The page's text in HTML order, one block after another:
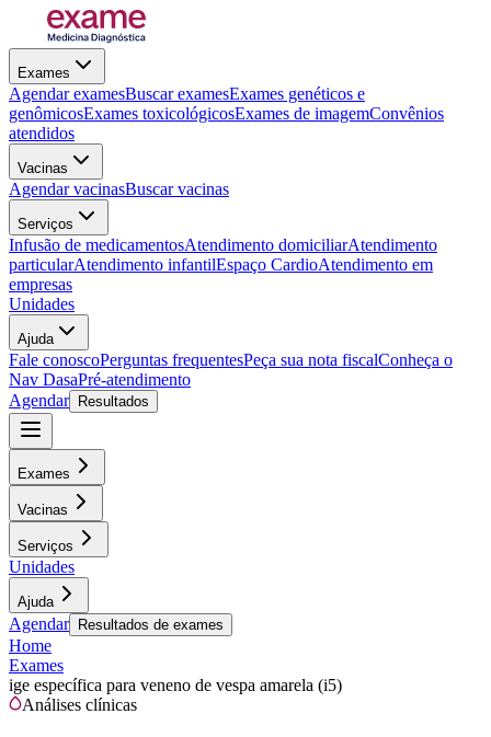
Exames
Agendar examesBuscar examesExames genéticos e
genômicosExames toxicológicosExames de imagemConvênios
atendidos
Vacinas
Agendar vacinasBuscar vacinas
Serviços
Infusão de medicamentosAtendimento domiciliarAtendimento
particularAtendimento infantilEspaço CardioAtendimento em
empresas
Unidades
Ajuda
Fale conoscoPerguntas frequentesPeça sua nota fiscalConheça o
Nav DasaPré-atendimento
Agendar
Resultados
Exames
Vacinas
Serviços
Unidades
Ajuda
Agendar Resultados de exames
Home
Exames
ige específica para veneno de vespa amarela (i5)
Análises clínicas